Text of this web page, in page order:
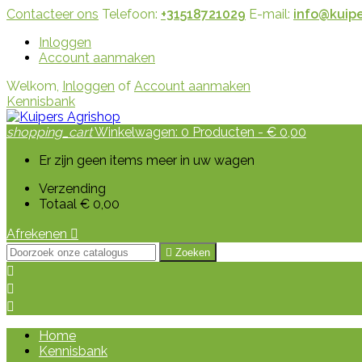
Contacteer ons Telefoon: +31518721029 E-mail:
Inloggen
Account aanmaken
Welkom, Inloggen of Account aanmaken
Kennisbank
shopping_cartWinkelwagen: 0 Producten - € 0,00
Er zijn geen items meer in uw wagen
Verzending
Totaal € 0,00
Afrekenen 
 Zoeken



Home
Kennisbank